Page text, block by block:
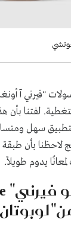
"فيرني آ
لفتنا بأن هذا
سهل
لاحظنا بأن
يدوم طويلاً.
فيرني"